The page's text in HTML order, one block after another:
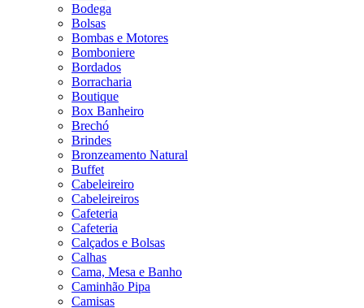
Bodega
Bolsas
Bombas e Motores
Bomboniere
Bordados
Borracharia
Boutique
Box Banheiro
Brechó
Brindes
Bronzeamento Natural
Buffet
Cabeleireiro
Cabeleireiros
Cafeteria
Cafeteria
Calçados e Bolsas
Calhas
Cama, Mesa e Banho
Caminhão Pipa
Camisas